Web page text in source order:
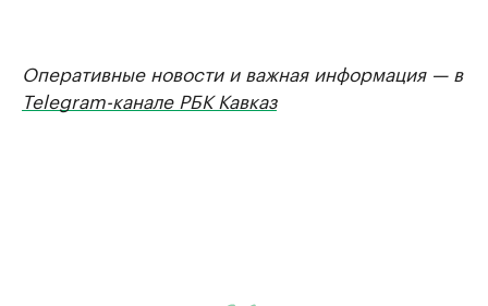
Оперативные новости и важная информация — в
Telegram-канале РБК Кавказ